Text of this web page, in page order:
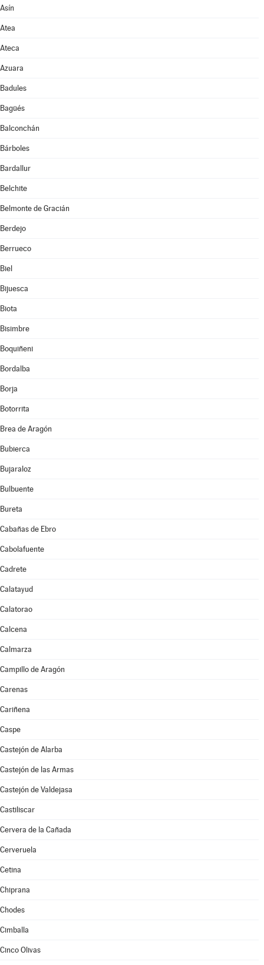
Asín
Atea
Ateca
Azuara
Badules
Bagüés
Balconchán
Bárboles
Bardallur
Belchite
Belmonte de Gracián
Berdejo
Berrueco
Biel
Bijuesca
Biota
Bisimbre
Boquiñeni
Bordalba
Borja
Botorrita
Brea de Aragón
Bubierca
Bujaraloz
Bulbuente
Bureta
Cabañas de Ebro
Cabolafuente
Cadrete
Calatayud
Calatorao
Calcena
Calmarza
Campillo de Aragón
Carenas
Cariñena
Caspe
Castejón de Alarba
Castejón de las Armas
Castejón de Valdejasa
Castiliscar
Cervera de la Cañada
Cerveruela
Cetina
Chiprana
Chodes
Cimballa
Cinco Olivas